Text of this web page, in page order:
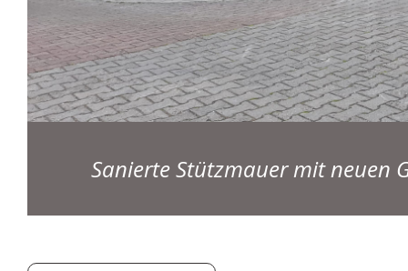
Sanierte Stützmauer mit neuen